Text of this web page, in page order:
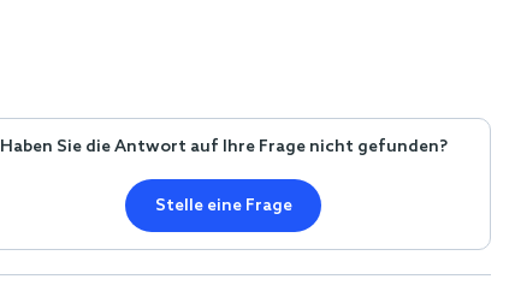
Haben Sie die Antwort auf Ihre Frage nicht gefunden?
Stelle eine Frage